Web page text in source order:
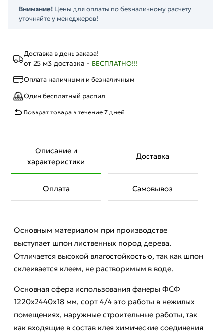
Доставка в день заказа!
от 25 м3 доставка - БЕСПЛАТНО!!!
Оплата наличными и безналичным
Один бесплатный распил
Возврат товара в течение 7 дней
Внимание! Цены для оплаты по безналичному расчету
уточняйте у менеджеров!
Описание и
характеристики
Доставка
Оплата Самовывоз
Основным материалом при производстве
выступает шпон лиственных пород дерева.
Отличается высокой влагостойкостью, так как шпон
склеивается клеем, не растворимым в воде.
Основная сфера использования фанеры ФСФ
1220х2440х18 мм, сорт 4/4 это работы в нежилых
помещениях, наружные строительные работы, так
как входящие в состав клея химические соединения